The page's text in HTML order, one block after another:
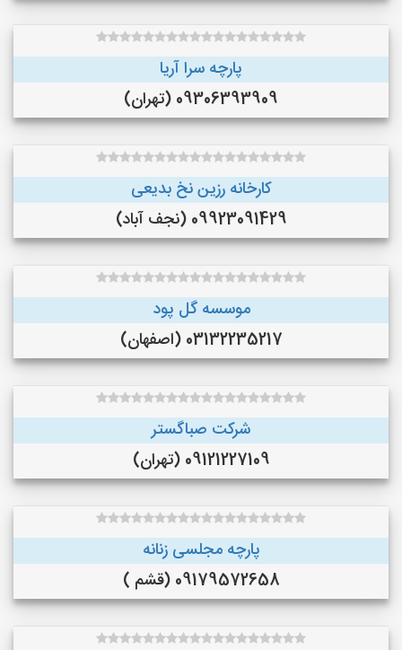
پارچه سرا آریا
09306393909 (تهران)
کارخانه رزین نخ بدیعی
09923091429 (نجف‌ آباد)
موسسه گل پود
03132235217 (اصفهان)
شرکت صباگستر
09121227109 (تهران)
پارچه مجلسی زنانه
09179572658 (قشم )